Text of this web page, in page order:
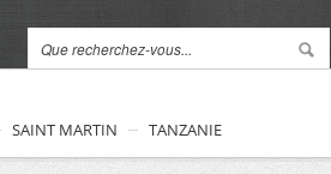
SAINT MARTIN TANZANIE